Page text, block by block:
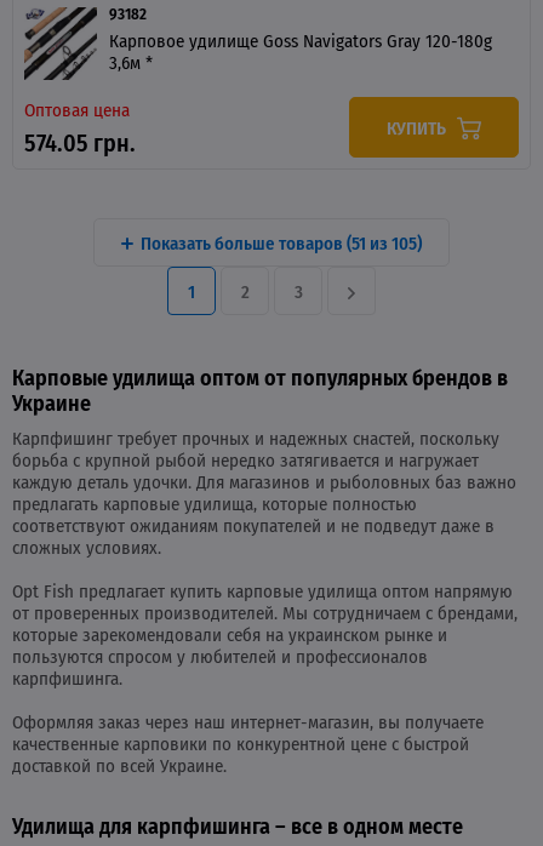
93182
Карповое удилище Goss Navigators Gray 120-180g
3,6м *
Оптовая цена
574.05 грн. КУПИТЬ
Показать больше товаров (51 из 105)
1
2 3
Карповые удилища оптом от популярных брендов в
Украине
Карпфишинг требует прочных и надежных снастей, поскольку
борьба с крупной рыбой нередко затягивается и нагружает
каждую деталь удочки. Для магазинов и рыболовных баз важно
предлагать карповые удилища, которые полностью
соответствуют ожиданиям покупателей и не подведут даже в
сложных условиях.
Opt Fish предлагает купить карповые удилища оптом напрямую
от проверенных производителей. Мы сотрудничаем с брендами,
которые зарекомендовали себя на украинском рынке и
пользуются спросом у любителей и профессионалов
карпфишинга.
Оформляя заказ через наш интернет-магазин, вы получаете
качественные карповики по конкурентной цене с быстрой
доставкой по всей Украине.
Удилища для карпфишинга – все в одном месте